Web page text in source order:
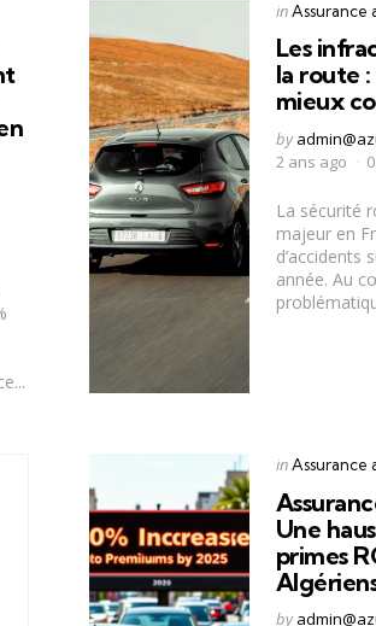
Categories
Posted
in Assurance
Les
la route
mieux
Posted
by
by
2 ans ago
La sécurité
majeur en
d’accidents
année. Au
Categories
Posted
in Assurance
Une
primes
Posted
by